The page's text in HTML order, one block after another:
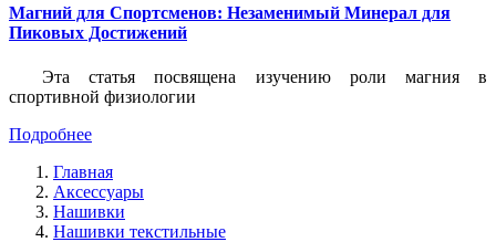
Магний для Спортсменов: Незаменимый Минерал для
Пиковых Достижений
Эта статья посвящена изучению роли магния в
спортивной физиологии
Подробнее
Главная
Аксессуары
Нашивки
Нашивки текстильные